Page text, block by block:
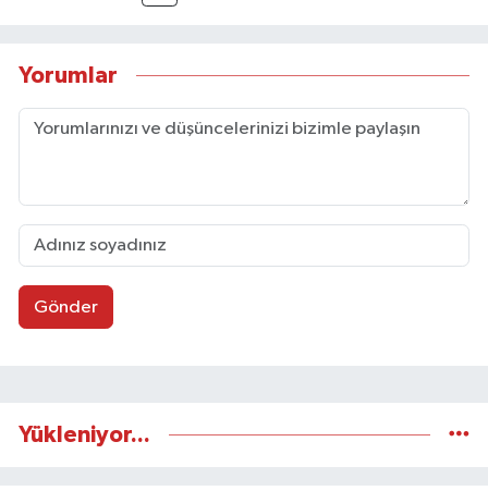
Yorumlar
Gönder
Yükleniyor...